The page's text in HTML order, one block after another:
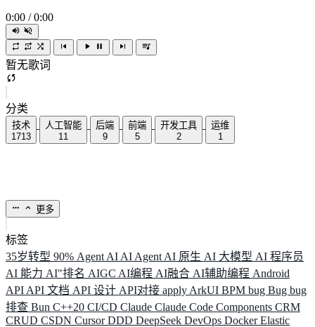
0:00 / 0:00
暂无歌词
分类
技术
1713
人工智能
11
后端
9
前端
5
开发工具
2
运维
1
更多
标签
35岁转型 90% Agent AI AI Agent AI 原生 AI 大模型 AI 程序员
AI 能力 AI"排名 AIGC AI编程 AI融合 AI辅助编程 Android
API API 文档 API 设计 API对接 apply ArkUI BPM bug Bug bug
排查 Bun C++20 CI/CD Claude Claude Code Components CRM
CRUD CSDN CursorDDD DeepSeek DevOps DockerElastic